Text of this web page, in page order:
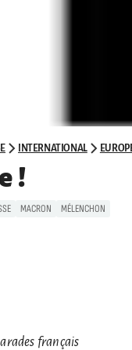
INTERNATIONAL
!
MACRON
MÉLENCHON
français